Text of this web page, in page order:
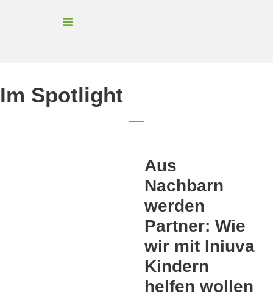
Im Spotlight
Aus
Nachbarn
werden
Partner: Wie
wir mit Iniuva
Kindern
helfen wollen